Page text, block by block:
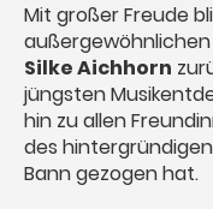
Mit großer Freude
Silke Aichhorn
jüngsten
hin zu allen
des
Bann gezogen hat.